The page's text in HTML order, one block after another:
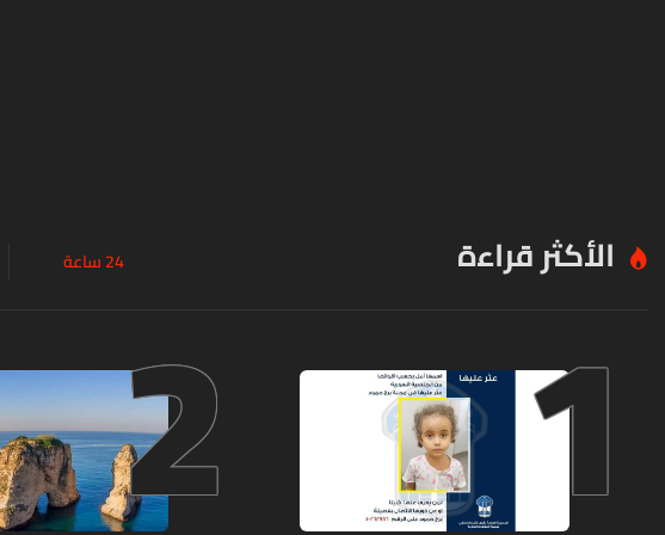
الأكثر قراءة 24 ساعة 1
2